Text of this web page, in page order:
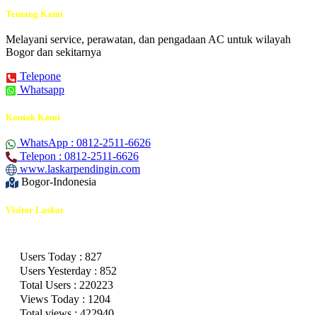
Tentang Kami
Melayani service, perawatan, dan pengadaan AC untuk wilayah
Bogor dan sekitarnya
Telepone
Whatsapp
Kontak Kami
WhatsApp : 0812-2511-6626
Telepon : 0812-2511-6626
www.laskarpendingin.com
Bogor-Indonesia
Visitor Laskar
Users Today : 827
Users Yesterday : 852
Total Users : 220223
Views Today : 1204